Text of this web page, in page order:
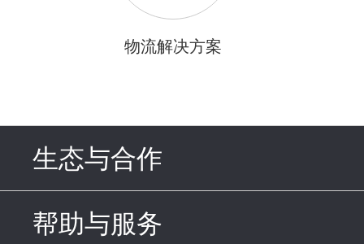
物流解决方案
生态与合作
帮助与服务